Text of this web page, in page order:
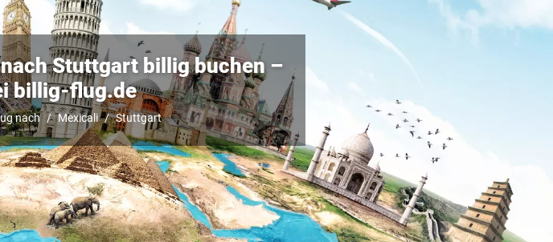
Stuttgart billig buchen –
billig-flug.de
nach Mexicali Stuttgart